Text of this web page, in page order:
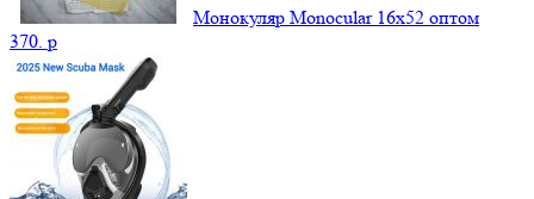
Монокуляр Monocular 16x52 оптом
370. p